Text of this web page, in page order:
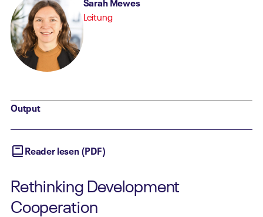
Leitung
Output
Reader lesen (PDF)
Rethinking Development
Cooperation